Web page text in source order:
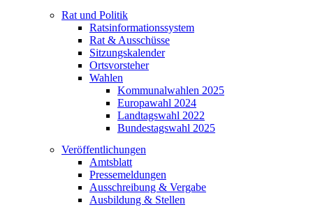
Rat und Politik
Ratsinformationssystem
Rat & Ausschüsse
Sitzungskalender
Ortsvorsteher
Wahlen
Kommunalwahlen 2025
Europawahl 2024
Landtagswahl 2022
Bundestagswahl 2025
Veröffentlichungen
Amtsblatt
Pressemeldungen
Ausschreibung & Vergabe
Ausbildung & Stellen